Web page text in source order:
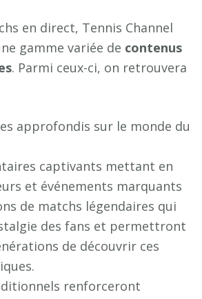
en direct, Tennis Channel
gamme variée de contenus
s. Parmi ceux-ci, on retrouvera
approfondis sur le monde du
captivants mettant en
et événements marquants
de matchs légendaires qui
des fans et permettront
de découvrir ces
renforceront